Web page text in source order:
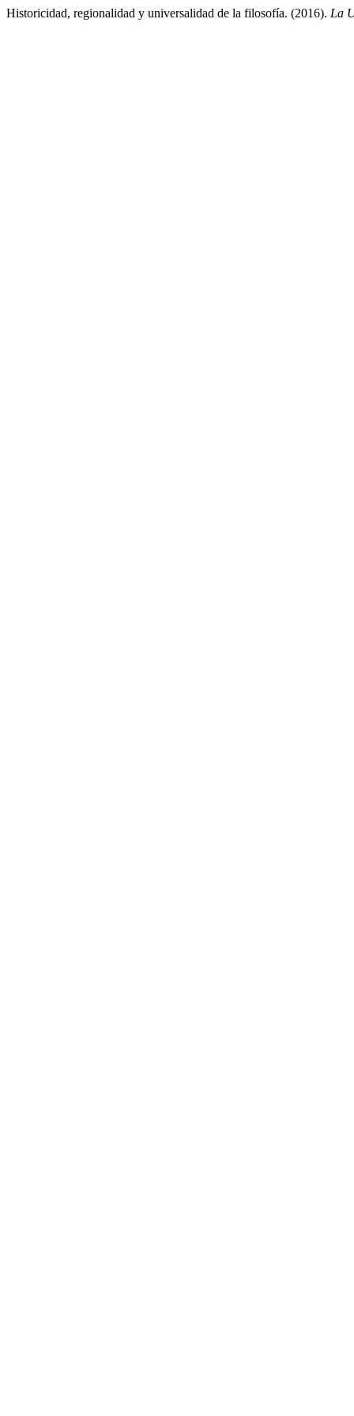
Historicidad, regionalidad y universalidad de la filosofía. (2016). La